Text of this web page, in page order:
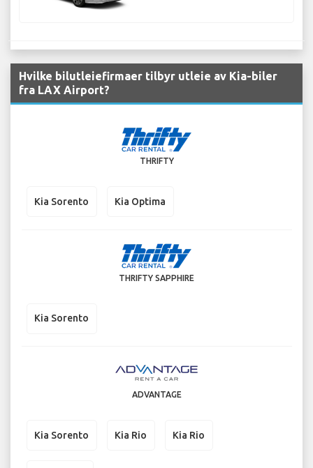
Hvilke bilutleiefirmaer tilbyr utleie av Kia-biler
fra LAX Airport?
THRIFTY
Kia Sorento Kia Optima
THRIFTY SAPPHIRE
Kia Sorento
ADVANTAGE
Kia Sorento Kia Rio Kia Rio